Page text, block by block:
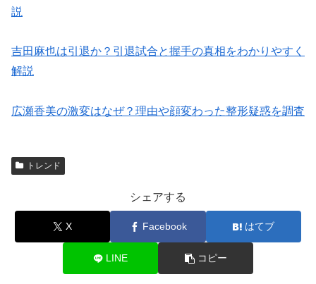
説
吉田麻也は引退か？引退試合と握手の真相をわかりやすく
解説
広瀬香美の激変はなぜ？理由や顔変わった整形疑惑を調査
トレンド
シェアする
X Facebook はてブ
LINE コピー